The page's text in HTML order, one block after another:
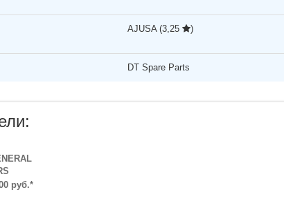
AJUSA (3,25 )
DT Spare Parts
руб.*